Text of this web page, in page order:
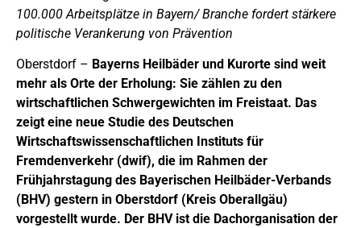
100.000 Arbeitsplätze in Bayern/ Branche fordert stärkere
politische Verankerung von Prävention
Oberstdorf – Bayerns Heilbäder und Kurorte sind weit
mehr als Orte der Erholung: Sie zählen zu den
wirtschaftlichen Schwergewichten im Freistaat. Das
zeigt eine neue Studie des Deutschen
Wirtschaftswissenschaftlichen Instituts für
Fremdenverkehr (dwif), die im Rahmen der
Frühjahrstagung des Bayerischen Heilbäder-Verbands
(BHV) gestern in Oberstdorf (Kreis Oberallgäu)
vorgestellt wurde. Der BHV ist die Dachorganisation der